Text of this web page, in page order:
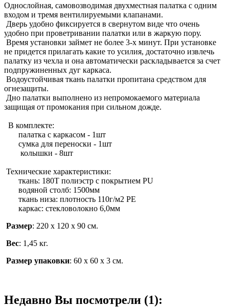
Однослойная, самовозводимая двухместная палатка с одним
входом и тремя вентилируемыми клапанами.
Дверь удобно фиксируется в свернутом виде что очень
удобно при проветривании палатки или в жаркую пору.
Время установки займет не более 3-х минут. При установке
не придется прилагать какие то усилия, достаточно извлечь
палатку из чехла и она автоматически раскладывается за счет
подпружиненных дуг каркаса.
Водоустойчивая ткань палатки пропитана средством для
огнезащиты.
Дно палатки выполнено из непромокаемого материала
защищая от промокания при сильном дожде.
В комплекте:
палатка с каркасом - 1шт
сумка для переноски - 1шт
колышки - 8шт
Технические характеристики:
ткань: 180Т полиэстр с покрытием РU
водяной столб: 1500мм
ткань низа: плотность 110г/м2 РЕ
каркас: стекловолокно 6,0мм
Размер: 220 х 120 х 90 см.
Вес: 1,45 кг.
Размер упаковки: 60 х 60 х 3 см.
Недавно Вы посмотрели (1):